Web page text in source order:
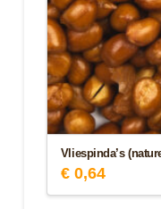
Vliespinda’s
€0,64